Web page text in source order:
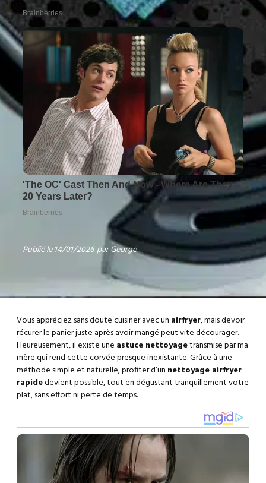
Publié le14/01/2026 parGeorge
Vous appréciez sans doute cuisiner avec un airfryer, mais devoir
récurer le panier juste après avoir mangé peut vite décourager.
Heureusement, il existe une astuce nettoyagetransmise par ma
mère qui rend cette corvée presque inexistante. Grâce à une
méthode simple et naturelle, profiter d’un nettoyage airfryer
rapidedevient possible, tout en dégustant tranquillement votre
plat, sans effort ni perte de temps.